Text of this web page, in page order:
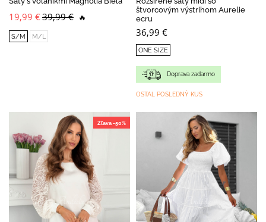
19,99 €39,99 € 🔥
S/M M/L
štvorcovým výstrihom Aurelie
ecru
36,99 €
ONE SIZE
Doprava zadarmo
OSTAL POSLEDNÝ KUS
Zľava -50%